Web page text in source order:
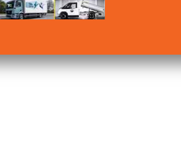
la seguridad industrial en las